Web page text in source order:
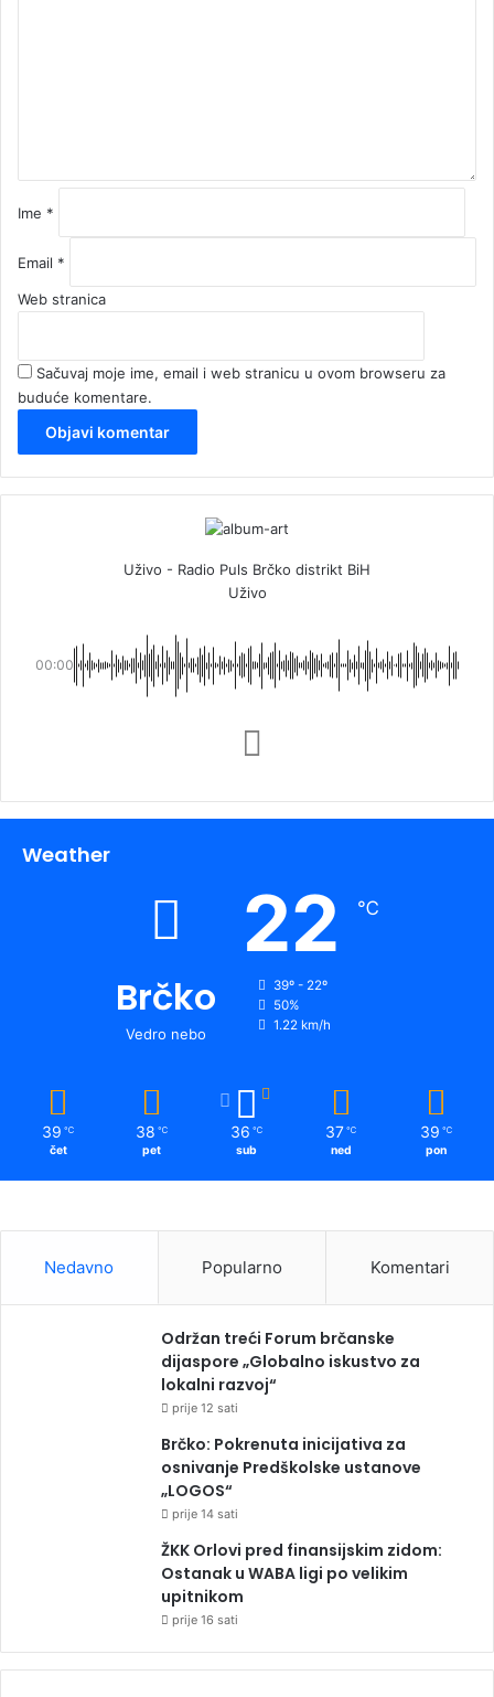
Ime *
Email *
Web stranica
Sačuvaj moje ime, email i web stranicu u ovom browseru za
buduće komentare.
Uživo - Radio Puls Brčko distrikt BiH
Uživo
00:00
Weather
Brčko
Vedro nebo
22 ℃
39º - 22º
50%
1.22 km/h
39 ℃
čet
38 ℃
pet
36 ℃
sub
37 ℃
ned
39 ℃
pon
Nedavno Popularno Komentari
Održan treći Forum brčanske
dijaspore „Globalno iskustvo za
lokalni razvoj“
prije 12 sati
Brčko: Pokrenuta inicijativa za
osnivanje Predškolske ustanove
„LOGOS“
prije 14 sati
ŽKK Orlovi pred finansijskim zidom:
Ostanak u WABA ligi po velikim
upitnikom
prije 16 sati